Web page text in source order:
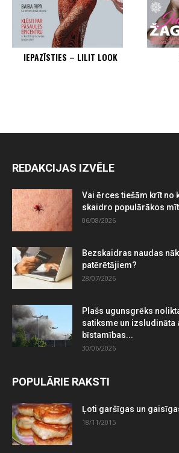
IEPAZĪSTIES – LILIT LOOK
REDAKCIJAS IZVĒLE
Vai ērces tiešām krīt no
skaidro populārākos
06/08/2026
Bezskaidras naudas
patērētājiem?
28/07/2026
Plašs ugunsgrēks
satiksme un izsludināta
bīstamības...
30/06/2026
POPULĀRIE RAKSTI
Ļoti garšīgas un
18/11/2015